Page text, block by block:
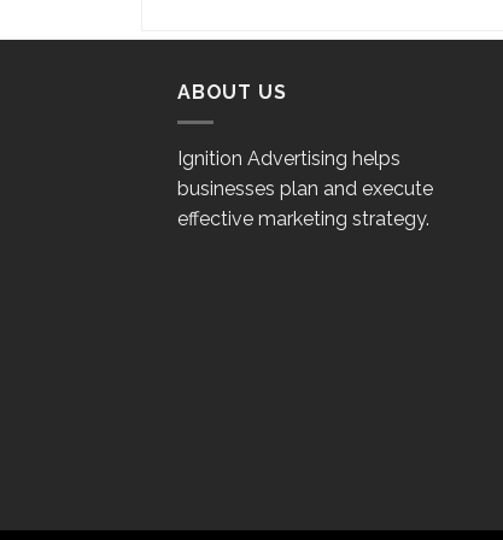
ABOUT US
Ignition Advertising helps
businesses plan and execute
effective marketing strategy.